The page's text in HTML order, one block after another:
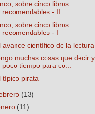
sobre cinco libros
recomendables - II
sobre cinco libros
recomendables - I
avance científico de la lectura
muchas cosas que decir y
poco tiempo para co...
típico pirata
(13)
(11)